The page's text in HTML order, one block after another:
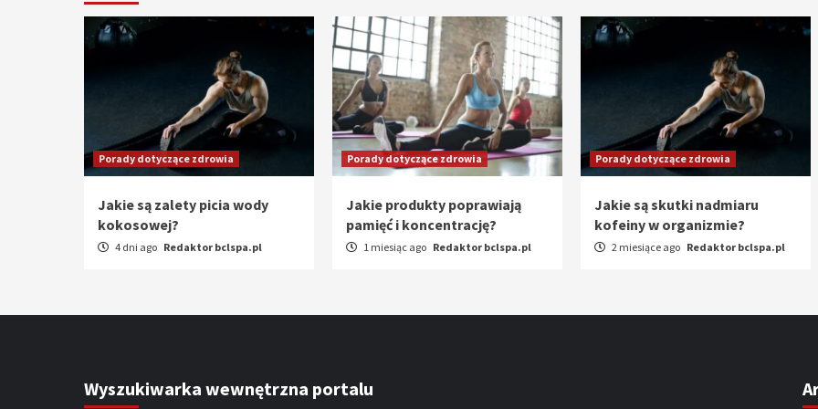
Porady dotyczące zdrowia
Jakie są zalety picia wody
kokosowej?
4 dni ago Redaktor bclspa.pl
Porady dotyczące zdrowia
Jakie produkty poprawiają
pamięć i koncentrację?
1 miesiąc ago Redaktor bclspa.pl
Porady dotyczące zdrowia
Jakie są skutki nadmiaru
kofeiny w organizmie?
2 miesiące ago Redaktor bclspa.pl
Wyszukiwarka wewnętrzna portalu